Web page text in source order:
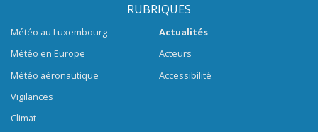
RUBRIQUES
Météo au Luxembourg
Météo en Europe
Météo aéronautique
Vigilances
Climat
Actualités
Acteurs
Accessibilité